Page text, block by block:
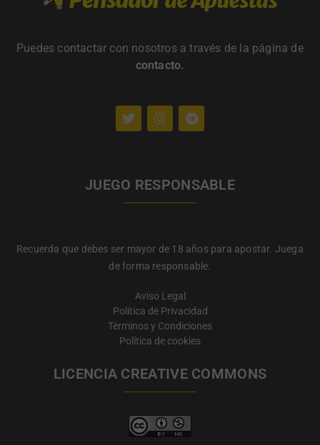
Puedes contactar con nosotros a través de la página de
contacto.
JUEGO RESPONSABLE
Recuerda que debes ser mayor de 18 años para apostar. Juega
de forma responsable.
Aviso Legal
Política de Privacidad
Términos y Condiciones
Política de cookies
LICENCIA CREATIVE COMMONS